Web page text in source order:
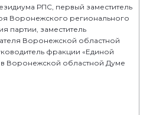
РПС, первый заместитель
Воронежского регионального
партии, заместитель
Воронежской областной
фракции «Единой
в Воронежской областной Думе